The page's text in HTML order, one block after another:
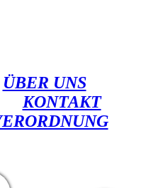
ÜBER UNS
KONTAKT